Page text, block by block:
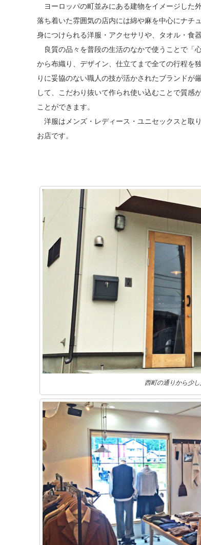
ヨーロッパの町並みにある建物をイメージした
落ち着いた雰囲気の店内には綿や麻を中心にナチ
身につけられる洋服・アクセサリや、タオル・食
良質の品々を普段の生活のなかで使うことで「
から布織り、デザイン、仕立てまで全ての行程を
りに妥協のない職人の技が活かされたブランドが
して、こだわり抜いて作られ使い込むことで質感
ことができます。
洋服はメンズ・レディース・ユニセックスと取
お店です。
西町の通りから少